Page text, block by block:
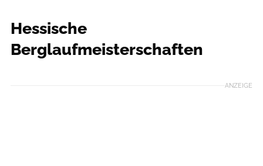
Hessische
Berglaufmeisterschaften
ANZEIGE